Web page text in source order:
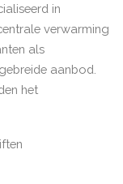
in
verwarming
als
aanbod.
het